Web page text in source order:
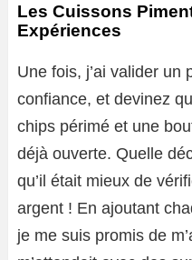
Les Cuissons
Expériences
Une fois, j’ai valider un
confiance, et devinez
chips périmé et une
déjà ouverte. Quelle
qu’il était mieux de
argent ! En ajoutant
je me suis promis de